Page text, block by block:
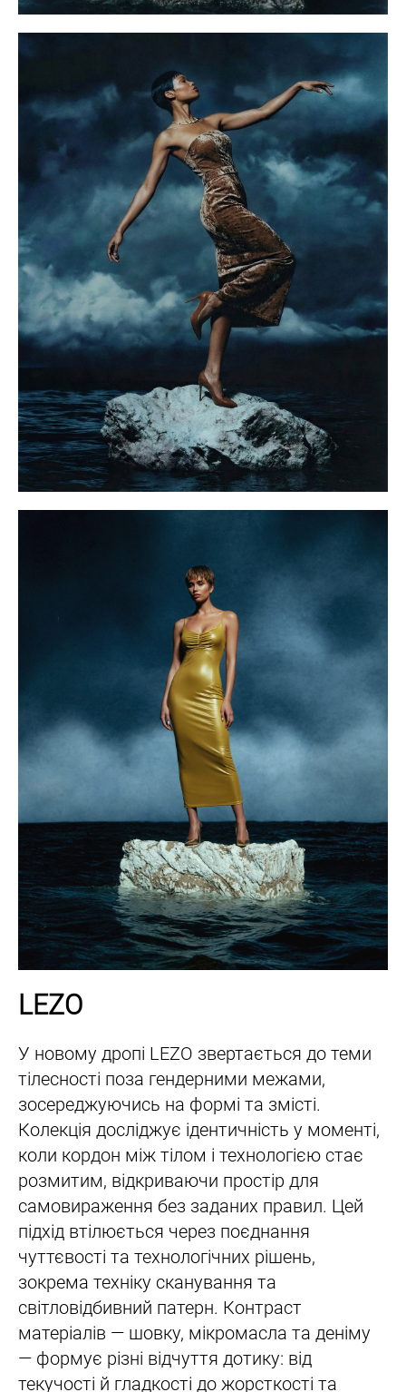
LEZO
У новому дропі LEZO звертається до теми
тілесності поза гендерними межами,
зосереджуючись на формі та змісті.
Колекція досліджує ідентичність у моменті,
коли кордон між тілом і технологією стає
розмитим, відкриваючи простір для
самовираження без заданих правил. Цей
підхід втілюється через поєднання
чуттєвості та технологічних рішень,
зокрема техніку сканування та
світловідбивний патерн. Контраст
матеріалів — шовку, мікромасла та деніму
— формує різні відчуття дотику: від
текучості й гладкості до жорсткості та